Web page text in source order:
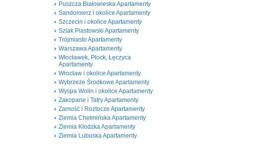
Puszcza Białowieska Apartamenty
Sandomierz i okolice Apartamenty
Szczecin i okolice Apartamenty
Szlak Piastowski Apartamenty
Trójmiasto Apartamenty
Warszawa Apartamenty
Włocławek, Płock, Łęczyca
Apartamenty
Wrocław i okolice Apartamenty
Wybrzeże Środkowe Apartamenty
Wyspa Wolin i okolice Apartamenty
Zakopane i Tatry Apartamenty
Zamość i Roztocze Apartamenty
Ziemia Chełmińska Apartamenty
Ziemia Kłodzka Apartamenty
Ziemia Lubuska Apartamenty